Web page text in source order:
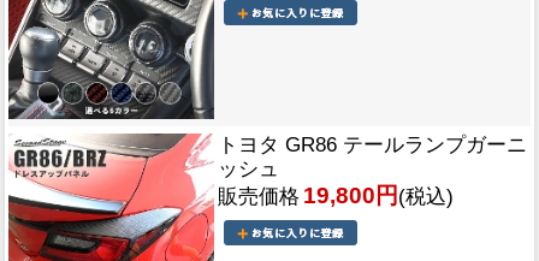
トヨタ GR86 テールランプガーニ
ッシュ
販売価格 19,800円 (税込)